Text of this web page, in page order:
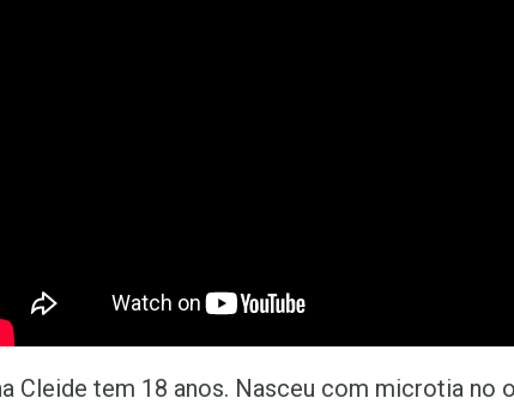
Cleide tem 18 anos. Nasceu com microtia no